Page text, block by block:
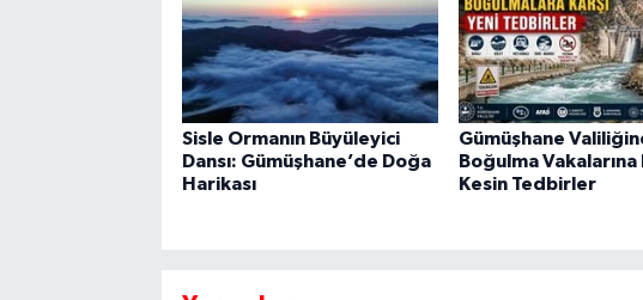
Sisle Ormanın Büyüleyici
Dansı: Gümüşhane’de Doğa
Harikası
Gümüşhane
Boğulma Vakalarına
Kesin Tedbirler